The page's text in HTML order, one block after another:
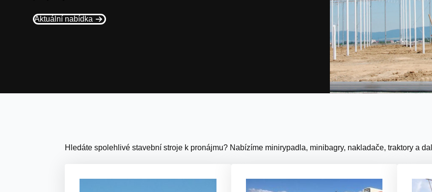
Aktuální nabídka
Hledáte spolehlivé stavební stroje k pronájmu? Nabízíme minirypadla, minibagry, nakladače, traktory a